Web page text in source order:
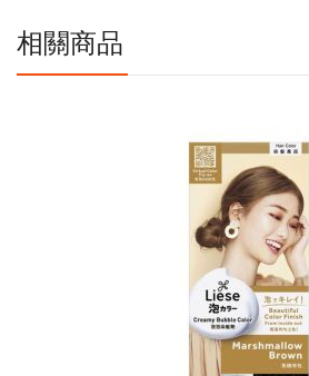
相關商品